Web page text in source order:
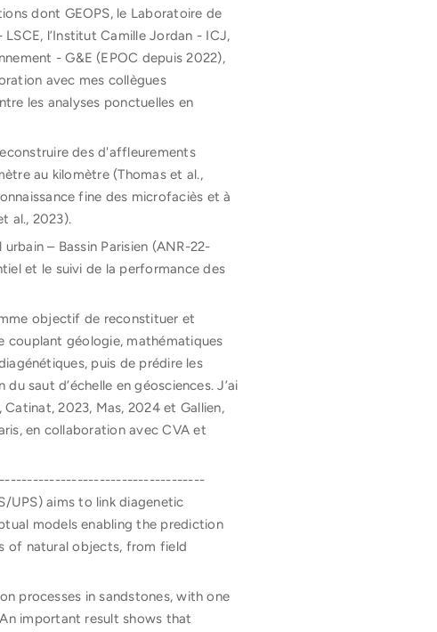
dont GEOPS, le Laboratoire de
l’Institut Camille Jordan - ICJ,
- G&E (EPOC depuis 2022),
avec mes collègues
les analyses ponctuelles en
des d'affleurements
au kilomètre (Thomas et al.,
fine des microfaciès et à
al., 2023).
– Bassin Parisien (ANR-22-
et le suivi de la performance des
objectif de reconstituer et
couplant géologie, mathématiques
puis de prédire les
saut d’échelle en géosciences. J’ai
2023, Mas, 2024 et Gallien,
en collaboration avec CVA et
UPS) aims to link diagenetic
models enabling the prediction
of natural objects, from field
processes in sandstones, with one
important result shows that